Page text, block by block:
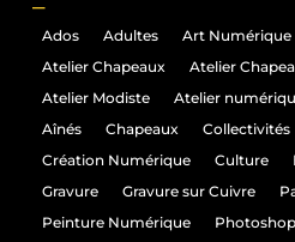
Ados Adultes Art Numérique
Atelier Chapeaux
Atelier
Atelier Modiste
Atelier
Aînés
Chapeaux Collectivités
Création Numérique
Culture
Gravure
Gravure sur Cuivre
Peinture Numérique
Photoshop